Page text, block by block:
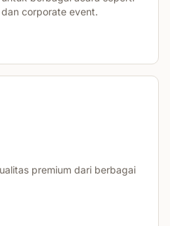
corporate event.
premium dari berbagai